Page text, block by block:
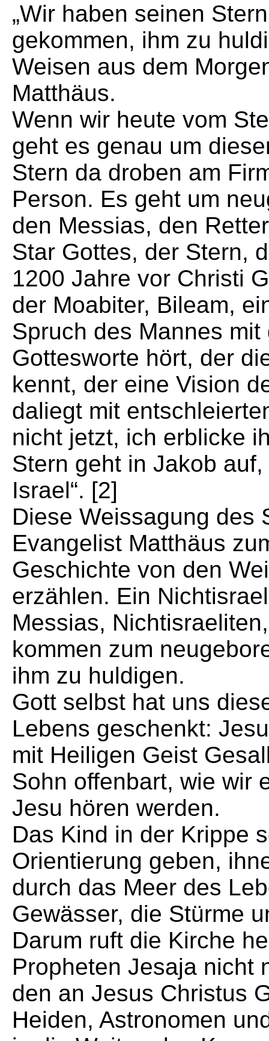
„Wir haben seinen
gekommen, ihm zu
Weisen aus dem
Matthäus.
Wenn wir heute vom
geht es genau um
Stern da droben am
Person. Es geht um
den Messias, den
Star Gottes, der Stern,
1200 Jahre vor Christi
der Moabiter, Bileam,
Spruch des Mannes
Gottesworte hört, der
kennt, der eine Vision
daliegt mit
nicht jetzt, ich erblicke
Stern geht in Jakob
Israel“. [2]
Diese Weissagung des
Evangelist Matthäus
Geschichte von den
erzählen. Ein
Messias,
kommen zum
ihm zu huldigen.
Gott selbst hat uns
Lebens geschenkt:
mit Heiligen Geist
Sohn offenbart, wie wir
Jesu hören werden.
Das Kind in der Krippe
Orientierung geben,
durch das Meer des
Gewässer, die Stürme
Darum ruft die Kirche
Propheten Jesaja nicht
den an Jesus Christus
Heiden, Astronomen